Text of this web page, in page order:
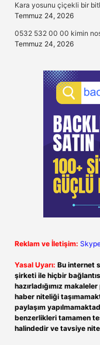
Kara yosunu çiçekli bir
Temmuz 24, 2026
0532 532 00 00 kimin
Temmuz 24, 2026
Reklam ve İletişim:
Yasal Uyarı: Bu internet
şirketi ile hiçbir
hazırladığımız
haber niteliği
paylaşım
benzerlikleri tamamen
halindedir ve tavsiye